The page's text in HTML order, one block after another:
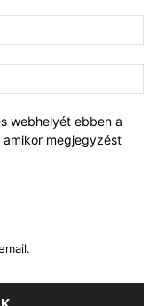
webhelyét ebben a
megjegyzést